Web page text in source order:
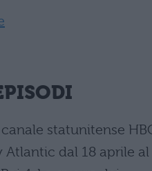
statunitense
Atlantic dal 18 aprile al